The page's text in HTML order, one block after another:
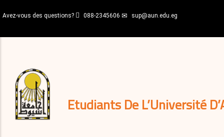
au
principal
Avez-vous des questions? 088-2345606 sup@aun.edu.eg
Etudiants De L’Université
décisions
Expatriés
Journal